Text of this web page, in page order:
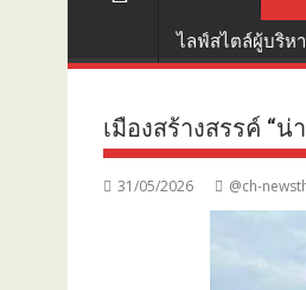
ไลฟ์สไตล์ผู้บริห
เมืองสร้างสรรค์ “
31/05/2026 @ch-